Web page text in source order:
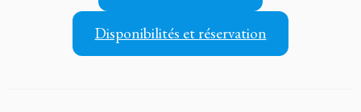
Disponibilités et réservation